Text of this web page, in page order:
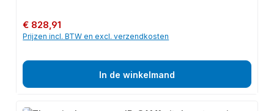
Normale prijs:
€ 828,91
Prijzen incl. BTW en excl. verzendkosten
In de winkelmand